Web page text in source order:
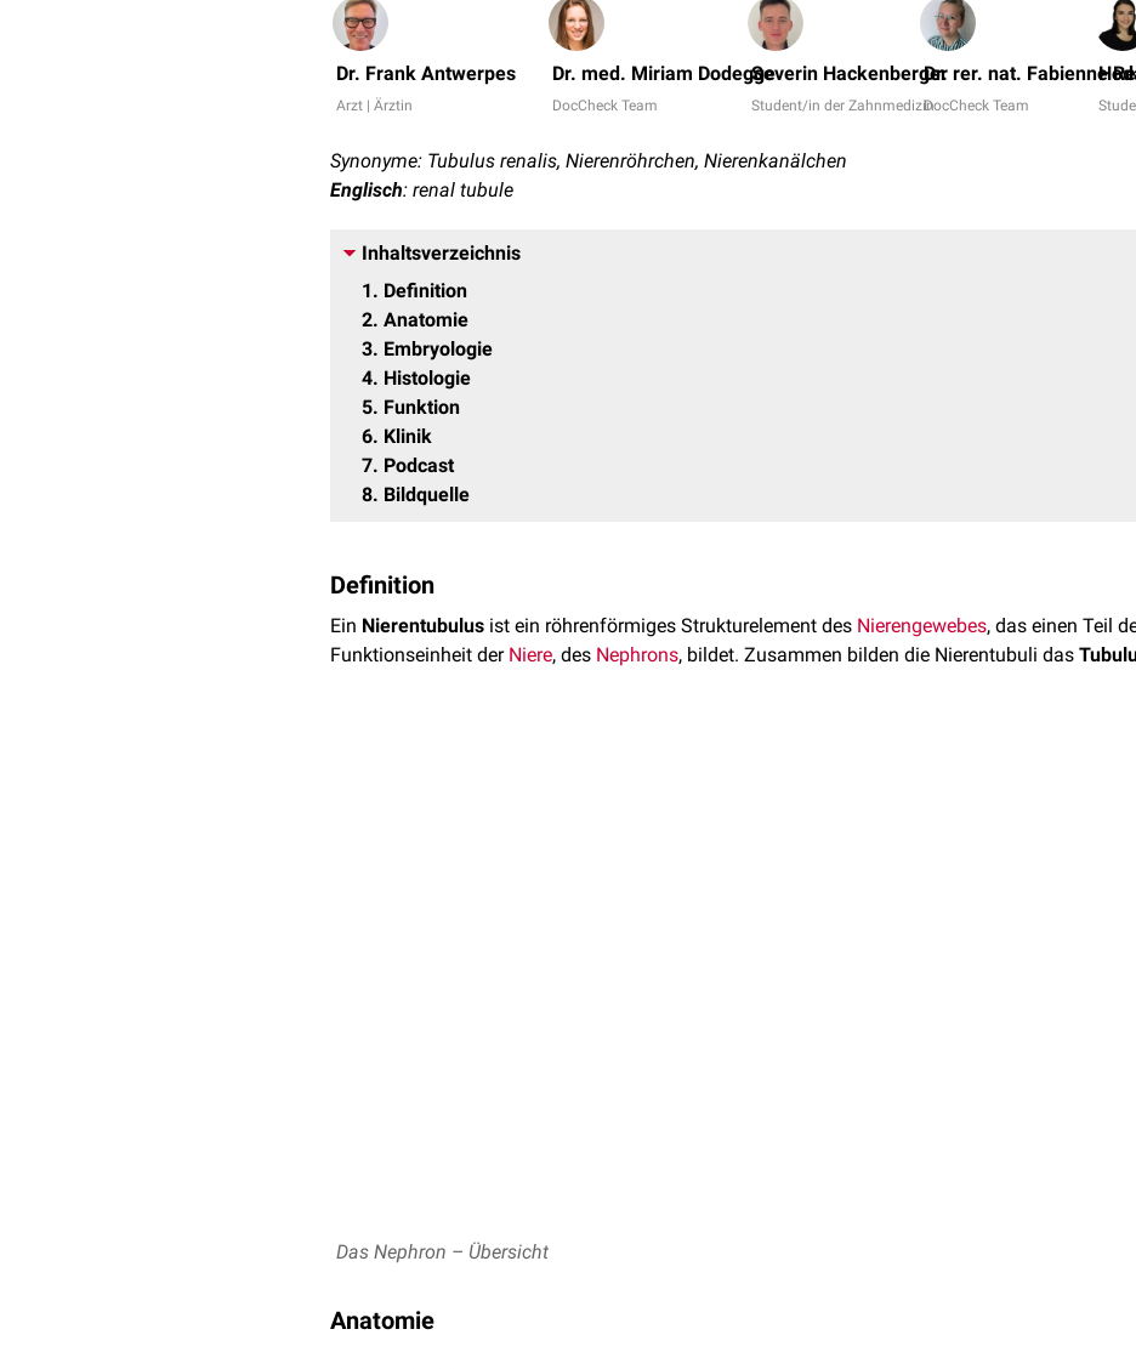
Dr. Frank Antwerpes
Arzt | Ärztin
Dr. med. Miriam Dodegge
DocCheck Team
Severin Hackenberger
Student/in der Zahnmedizin
Dr. rer. nat. Fabienne
DocCheck Team
Synonyme: Tubulus renalis, Nierenröhrchen, Nierenkanälchen
Englisch: renal tubule
Inhaltsverzeichnis
1
Definition
2 Anatomie
3 Embryologie
4 Histologie
5 Funktion
6 Klinik
7 Podcast
8 Bildquelle
Definition
Ein Nierentubulus ist ein röhrenförmiges Strukturelement des Nierengewebes, das einen Teil
Funktionseinheit der Niere, des Nephrons, bildet. Zusammen bilden die Nierentubuli das
Das Nephron – Übersicht
Anatomie